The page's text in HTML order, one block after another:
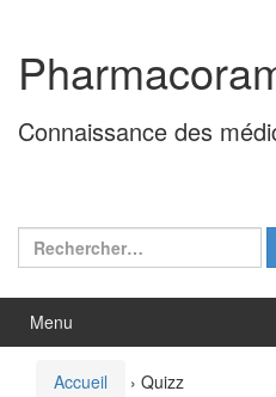
contenu
menu
principal
Connaissance des
Rechercher :
Menu
Accueil › Quizz